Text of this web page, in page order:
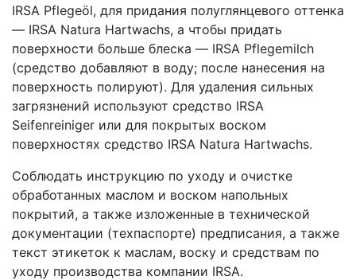
IRSA Pflegeöl, для придания полуглянцевого оттенка
— IRSA Natura Hartwachs, а чтобы придать
поверхности больше блеска — IRSA Pflegemilch
(средство добавляют в воду; после нанесения на
поверхность полируют). Для удаления сильных
загрязнений используют средство IRSA
Seifenreiniger или для покрытых воском
поверхностях средство IRSA Natura Hartwachs.
Соблюдать инструкцию по уходу и очистке
обработанных маслом и воском напольных
покрытий, а также изложенные в технической
документации (техпаспорте) предписания, а также
текст этикеток к маслам, воску и средствам по
уходу производства компании IRSA.